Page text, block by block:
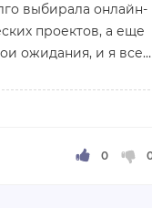
выбирала онлайн-
проектов, а еще
ожидания, и я всем
приносит